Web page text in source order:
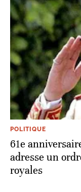
POLITIQUE
61e
adresse un
royales